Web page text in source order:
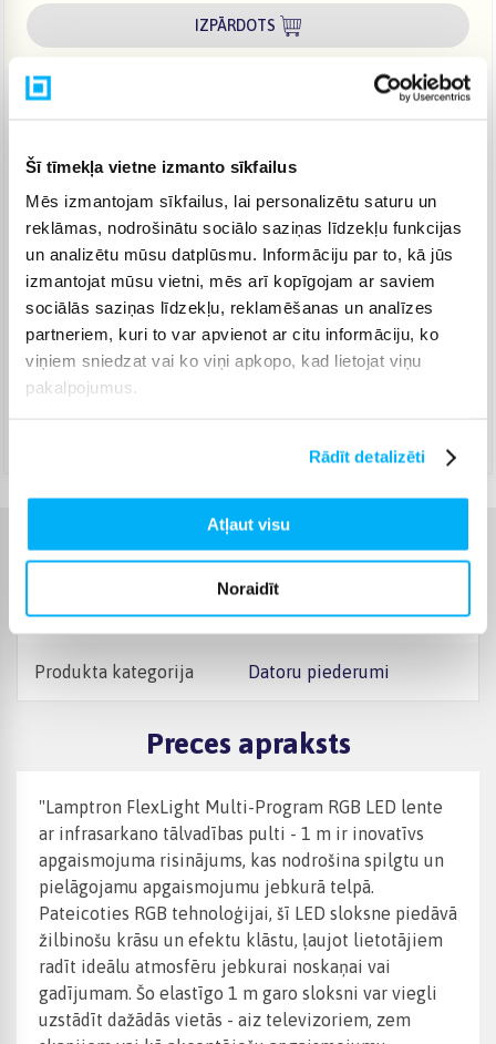
Šī tīmekļa vietne izmanto sīkfailus
Mēs izmantojam sīkfailus, lai personalizētu saturu un
reklāmas, nodrošinātu sociālo saziņas līdzekļu funkcijas
un analizētu mūsu datplūsmu. Informāciju par to, kā jūs
izmantojat mūsu vietni, mēs arī kopīgojam ar saviem
sociālās saziņas līdzekļu, reklamēšanas un analīzes
partneriem, kuri to var apvienot ar citu informāciju, ko
viņiem sniedzat vai ko viņi apkopo, kad lietojat viņu
pakalpojumus.
Rādīt detalizēti
Atļaut visu
Noraidīt
IZPĀRDOTS
Venipak Kurjers (3,99 €)
Apmaksā pilnu summu skaidrā naudā piegādes brīdī.
Omniva pakomāts (3,99 € )
Jautājiet
Smartposti pakomāts (2,99 €)
Jautājiet
DPD pakomāts (4,99 € )
Jautājiet
Raksturlielumi
Ražotājs No-Name
Produkta kategorija Datoru piederumi
Preces apraksts
"Lamptron FlexLight Multi-Program RGB LED lente
ar infrasarkano tālvadības pulti - 1 m ir inovatīvs
apgaismojuma risinājums, kas nodrošina spilgtu un
pielāgojamu apgaismojumu jebkurā telpā.
Pateicoties RGB tehnoloģijai, šī LED sloksne piedāvā
žilbinošu krāsu un efektu klāstu, ļaujot lietotājiem
radīt ideālu atmosfēru jebkurai noskaņai vai
gadījumam. Šo elastīgo 1 m garo sloksni var viegli
uzstādīt dažādās vietās - aiz televizoriem, zem